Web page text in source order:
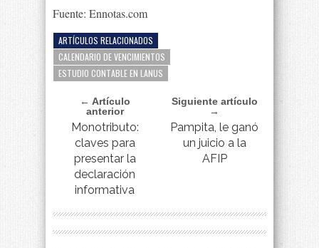
Fuente: Ennotas.com
ARTÍCULOS RELACIONADOS
CALENDARIO DE VENCIMIENTOS
ESTUDIO CONTABLE EN LANUS
← Artículo
anterior
Monotributo:
claves para
presentar la
declaración
informativa
Siguiente artículo
→
Pampita, le ganó
un juicio a la
AFIP